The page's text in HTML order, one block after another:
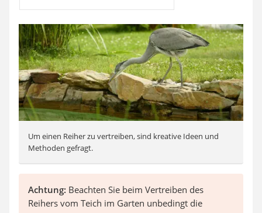
Um einen Reiher zu vertreiben, sind kreative Ideen und
Methoden gefragt.
Achtung: Beachten Sie beim Vertreiben des
Reihers vom Teich im Garten unbedingt die